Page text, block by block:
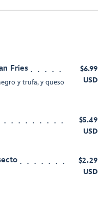
Fries
y trufa, y queso
$6.99
USD
$5.49
USD
$2.29
USD